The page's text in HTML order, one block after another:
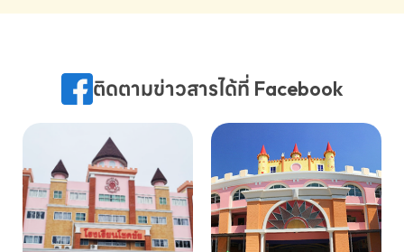
ภาษา ผ่านประสบการณ์การเรียนรู้
075-691910ติดตามข่าวสารได้ที่ Facebook